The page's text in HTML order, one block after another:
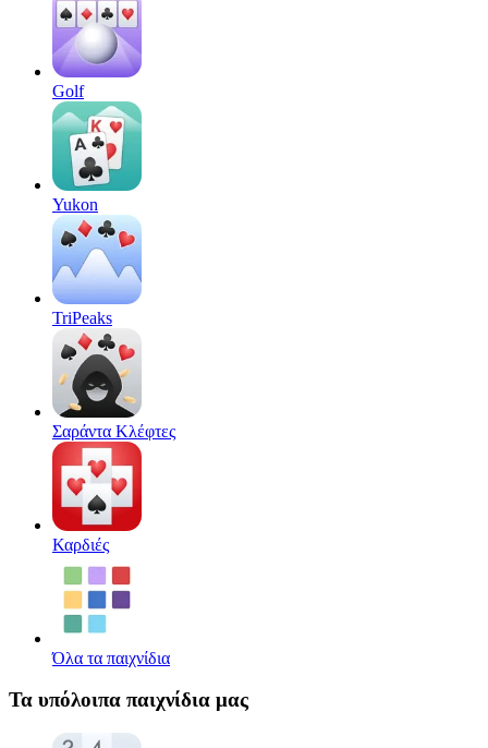
Golf
Yukon
TriPeaks
Σαράντα Κλέφτες
Καρδιές
Όλα τα παιχνίδια
Τα υπόλοιπα παιχνίδια μας